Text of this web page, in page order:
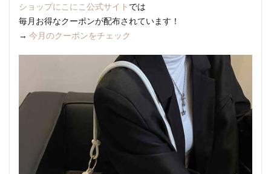
ショップにこにこ公式サイト では
毎月お得なクーポンが配布されています！
→ 今月のクーポンをチェック